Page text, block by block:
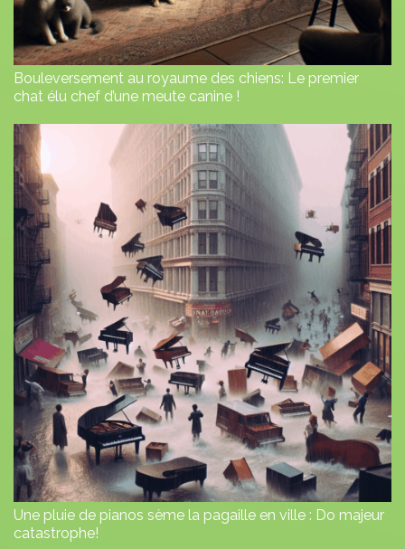
Bouleversement au royaume des chiens: Le premier
chat élu chef d’une meute canine !
Une pluie de pianos sème la pagaille en ville : Do majeur
catastrophe!